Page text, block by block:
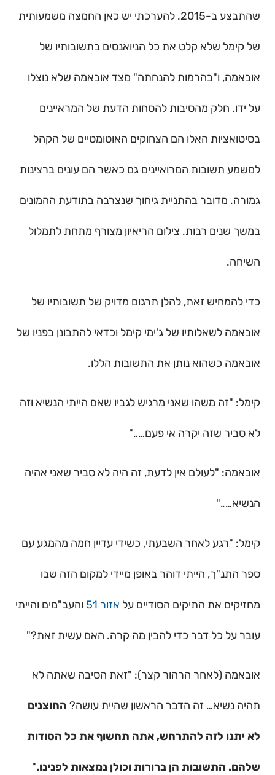
שהתבצע ב-2015. להערכתי יש כאן החמצה משמעותית
של קימל שלא קלט את כל הניואנסים בתשובותיו של
אובאמה, ו"בהרמות להנחתה" מצד אובאמה שלא נוצלו
על ידו. חלק מהסיבות להסחות הדעת של המראיינים
בסיטואציות האלו הם הצחוקים האוטומטיים של הקהל
למשמע תשובות המרואיינים גם כאשר הם עונים ברצינות
גמורה. מדובר בהתניית גיחוך שנצרבה בתודעת ההמונים
במשך שנים רבות. צילום הריאיון מצורף מתחת לתמלול
השיחה.
כדי להמחיש זאת, להלן תרגום מדויק של תשובותיו של
אובאמה לשאלותיו של ג'ימי קימל וכדאי להתבונן בפניו של
אובאמה כשהוא נותן את התשובות הללו.
קימל: "זה משהו שאני מרגיש לגביו שאם הייתי הנשיא וזה
לא סביר שזה יקרה אי פעם….."
אובאמה: "לעולם אין לדעת, זה היה לא סביר שאני אהיה
הנשיא….."
קימל: "רגע לאחר השבעתי, כשידי עדיין חמה מהמגע עם
ספר התנ"ך, הייתי דוהר באופן מיידי למקום הזה שבו
מחזיקים את התיקים הסודיים על אזור 51 והעב"מים והייתי
עובר על כל דבר כדי להבין מה קרה. האם עשית זאת?"
אובאמה (לאחר הרהור קצר): "זאת הסיבה שאתה לא
תהיה נשיא… זה הדבר הראשון שהיית עושה? החוצנים
לא יתנו לזה להתרחש, אתה תחשוף את כל הסודות
שלהם. התשובות הן ברורות וכולן נמצאות לפנינו."